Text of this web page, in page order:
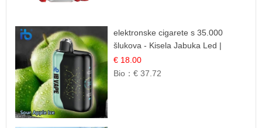
elektronske cigarete s 35.000
šlukova - Kisela Jabuka Led |
Osježavajući Kiselo-Slatki Okus
€ 18.00
Bio：€ 37.72